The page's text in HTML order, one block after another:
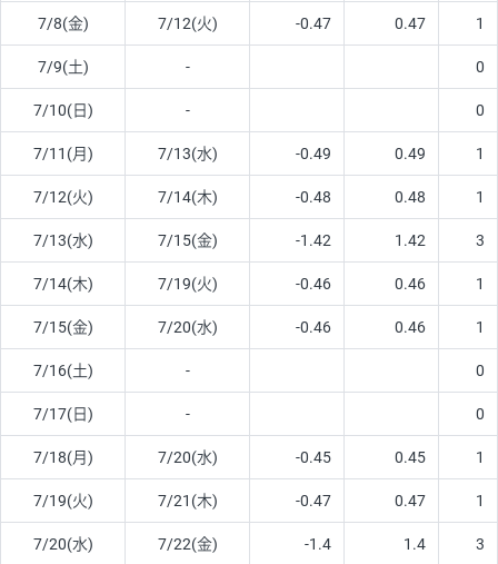
7/8(金) 7/12(火) -0.47 0.47 1
7/9(土) - 0
7/10(日) - 0
7/11(月) 7/13(水) -0.49 0.49 1
7/12(火) 7/14(木) -0.48 0.48 1
7/13(水) 7/15(金) -1.42 1.42 3
7/14(木) 7/19(火) -0.46 0.46 1
7/15(金) 7/20(水) -0.46 0.46 1
7/16(土) - 0
7/17(日) - 0
7/18(月) 7/20(水) -0.45 0.45 1
7/19(火) 7/21(木) -0.47 0.47 1
7/20(水) 7/22(金) -1.4 1.4 3